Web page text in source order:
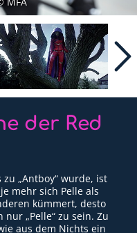
der Red
„Antboy“ wurde, ist
mehr sich Pelle als
kümmert, desto
„Pelle“ zu sein. Zu
aus dem Nichts ein